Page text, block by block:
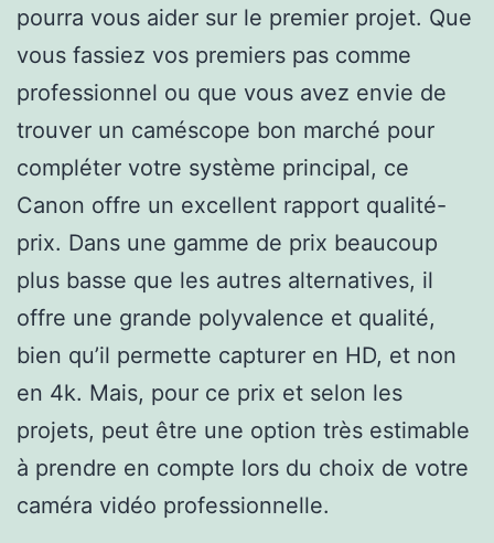
pourra vous aider sur le premier projet. Que
vous fassiez vos premiers pas comme
professionnel ou que vous avez envie de
trouver un caméscope bon marché pour
compléter votre système principal, ce
Canon offre un excellent rapport qualité-
prix. Dans une gamme de prix beaucoup
plus basse que les autres alternatives, il
offre une grande polyvalence et qualité,
bien qu’il permette capturer en HD, et non
en 4k. Mais, pour ce prix et selon les
projets, peut être une option très estimable
à prendre en compte lors du choix de votre
caméra vidéo professionnelle.